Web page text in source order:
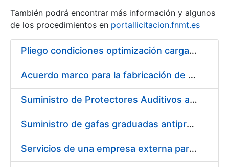
Mostrar/Ocultar
También podrá encontrar más información y algunos
de los procedimientos en portallicitacion.fnmt.es
Pliego condiciones optimización cargas compras firmado
Acuerdo marco para la fabricación de piezas
Suministro de Protectores Auditivos a medida para las personas trabajadoras de los Centros de Trabajo de Madrid y Burgos
Suministro de gafas graduadas antiproyecciones para los trabajadores de la FNMT-RCM en los centros de trabajo de Madrid y Burgos
Servicios de una empresa externa para el asesoramiento y resolución de los recursos de alzada que se presentan relacionados con procesos de selección para la FNMT-RCM